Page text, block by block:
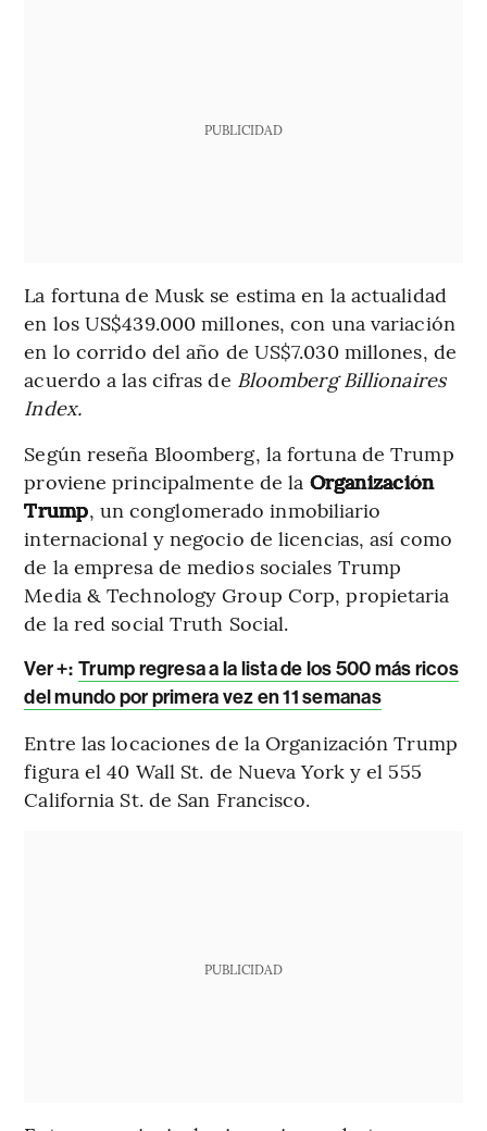
PUBLICIDAD
La fortuna de Musk se estima en la actualidad
en los US$439.000 millones, con una variación
en lo corrido del año de US$7.030 millones, de
acuerdo a las cifras de Bloomberg Billionaires
Index.
Según reseña Bloomberg, la fortuna de Trump
proviene principalmente de la Organización
Trump, un conglomerado inmobiliario
internacional y negocio de licencias, así como
de la empresa de medios sociales Trump
Media & Technology Group Corp, propietaria
de la red social Truth Social.
Ver +: Trump regresa a la lista de los 500 más ricos
del mundo por primera vez en 11 semanas
Entre las locaciones de la Organización Trump
figura el 40 Wall St. de Nueva York y el 555
California St. de San Francisco.
PUBLICIDAD